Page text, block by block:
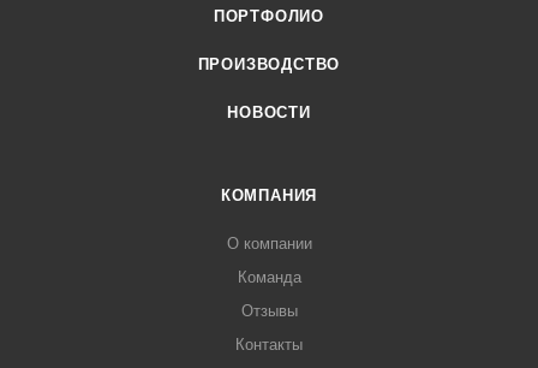
ПОРТФОЛИО
ПРОИЗВОДСТВО
НОВОСТИ
КОМПАНИЯ
О компании
Команда
Отзывы
Контакты